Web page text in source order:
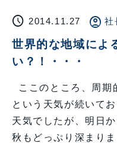
schedule 2014.11.27 account_circle 社
世界的な地域によ
い？！・・・
ここのところ、周期
という天気が続いて
天気でしたが、明日
秋もどっぷり深まり